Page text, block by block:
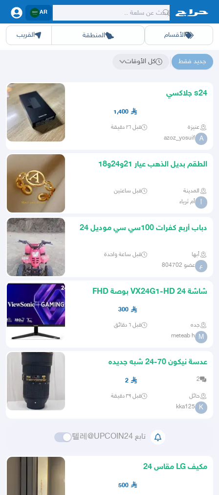
AR
الأقسام المنطقة القريب أجهزةعقار ديل وظائفالعابتدريب برمجةالحدائق الشرقيهجدهمكه المدينةالطايف حائلأبهاعسيرالباحة
جديد فقط كل الأوقات
s24 جلاكسي
1,400
عنيزة قبل ٢٦ دقيقة
A
azoz_yosuif
الطقم بديل الذهب عيار 21و24و18
المدينة قبل ساعتين
أ أم ثرياء
دباب أربع كفرات 100سي سي موديل 24
أبها قبل ساعة واحدة
ع عضو 804702
شاشة VX24G1-HD 24 بوصة FHD
300
جده قبل ٦ دقائق
M
meteab h
عدسة نيكون 70-24 شبه جديده
2
2
حائل قبل ٣٩ دقيقة
K
kka125
تابع 텔레@UPCOIN24
مكيف LG مقاس 24
500